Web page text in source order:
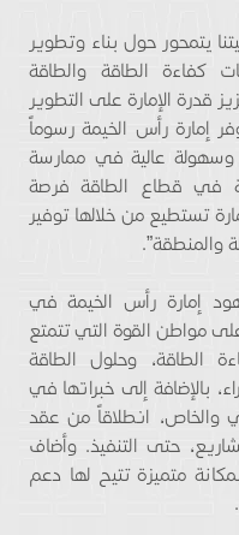
يتمحور حول بناء وتطوير
كفاءة الطاقة والطاقة
الإمارة على التطوير
إمارة رأس الخيمة رسوماً
عالية في ممارسة
في قطاع الطاقة فرصة
تستطيع من خلالها توفير
والمنطقة”.
إمارة رأس الخيمة في
مواطن القوة التي تتمتع
الطاقة، وحلول الطاقة
بالإضافة إلى خبراتها في
والخاص، انطلاقاً من عقد
حتى التنفيذ. وأضاف
متميزة تتيح لها دعم